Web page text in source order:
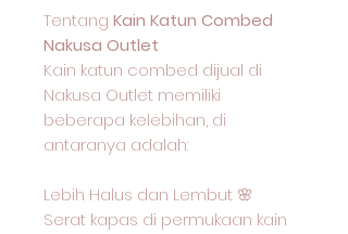
Tentang Kain Katun Combed
Nakusa Outlet
Kain katun combed dijual di
Nakusa Outlet memiliki
beberapa kelebihan, di
antaranya adalah:
Lebih Halus dan Lembut 🌸
Serat kapas di permukaan kain